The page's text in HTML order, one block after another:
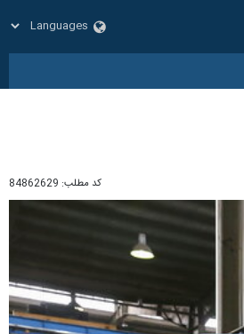
کد مطلب: 84862629